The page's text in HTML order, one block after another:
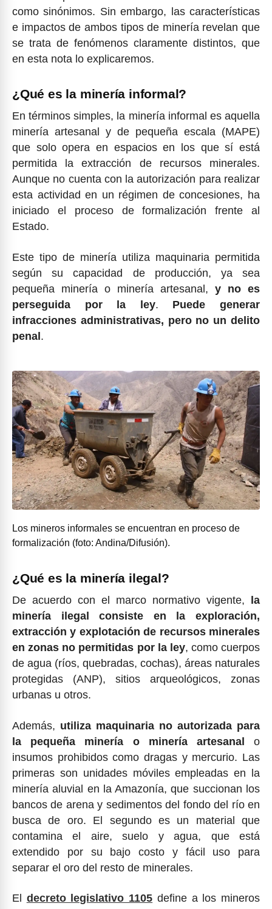
como sinónimos. Sin embargo, las características
e impactos de ambos tipos de minería revelan que
se trata de fenómenos claramente distintos, que
en esta nota lo explicaremos.
¿Qué es la minería informal?
En términos simples, la minería informal es aquella
minería artesanal y de pequeña escala (MAPE)
que solo opera en espacios en los que sí está
permitida la extracción de recursos minerales.
Aunque no cuenta con la autorización para realizar
esta actividad en un régimen de concesiones, ha
iniciado el proceso de formalización frente al
Estado.
Este tipo de minería utiliza maquinaria permitida
según su capacidad de producción, ya sea
pequeña minería o minería artesanal, y no es
perseguida por la ley. Puede generar
infracciones administrativas, pero no un delito
penal.
Los mineros informales se encuentran en proceso de
formalización (foto: Andina/Difusión).
¿Qué es la minería ilegal?
De acuerdo con el marco normativo vigente, la
minería ilegal consiste en la exploración,
extracción y explotación de recursos minerales
en zonas no permitidas por la ley, como cuerpos
de agua (ríos, quebradas, cochas), áreas naturales
protegidas (ANP), sitios arqueológicos, zonas
urbanas u otros.
Además, utiliza maquinaria no autorizada para
la pequeña minería o minería artesanal o
insumos prohibidos como dragas y mercurio. Las
primeras son unidades móviles empleadas en la
minería aluvial en la Amazonía, que succionan los
bancos de arena y sedimentos del fondo del río en
busca de oro. El segundo es un material que
contamina el aire, suelo y agua, que está
extendido por su bajo costo y fácil uso para
separar el oro del resto de minerales.
El decreto legislativo 1105 define a los mineros